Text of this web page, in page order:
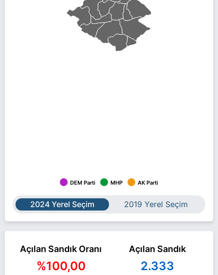
DEM Parti MHP AK Parti
2024 Yerel Seçim 2019 Yerel Seçim
Açılan Sandık Oranı
%100,00
Açılan Sandık
2.333